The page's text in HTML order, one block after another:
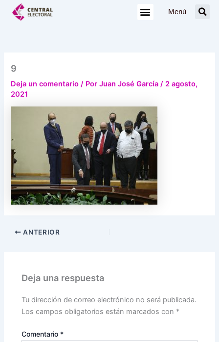
Menú
9
Deja un comentario / PorJuan José García/ 2 agosto,
2021
ANTERIOR
Deja una respuesta
Tu dirección de correo electrónico no será publicada.
Los campos obligatorios están marcados con *
Comentario *